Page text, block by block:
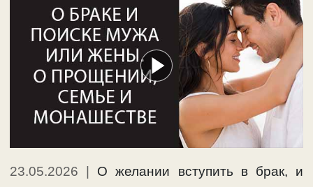
23.05.2026 | О желании вступить в брак, и